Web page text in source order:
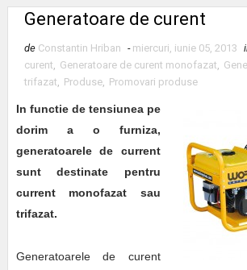
Generatoare de curent
de Constantin Hriban - miercuri, iunie 05, 2013
curent, Generatoare de curent monofazat,
trifazat, Produse, Promovari produse
In functie de tensiunea pe
dorim a o furniza,
generatoarele de current
sunt destinate pentru
current monofazat sau
trifazat.
Generatoarele de curent